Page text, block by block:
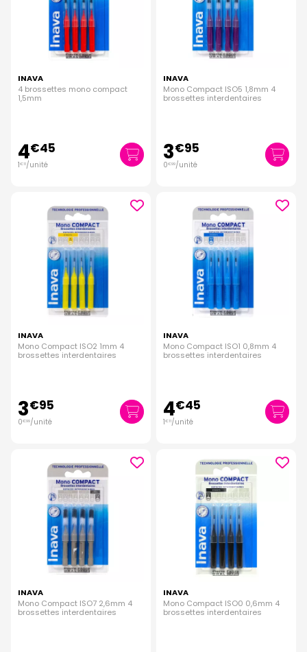
INAVA
4 brossettes mono compact
1,5mm
4€45
1€ 11/unité
INAVA
Mono Compact ISO5 1,8mm 4
brossettes interdentaires
3€95
0€99/unité
INAVA
Mono Compact ISO2 1mm 4
brossettes interdentaires
3€95
0€99/unité
INAVA
Mono Compact ISO1 0,8mm 4
brossettes interdentaires
4€45
1€ 11/unité
INAVA
Mono Compact ISO7 2,6mm 4
brossettes interdentaires
INAVA
Mono Compact ISO0 0,6mm 4
brossettes interdentaires